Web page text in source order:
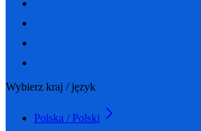
Wybierz kraj / język
Polska / Polski